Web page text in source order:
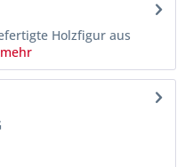
Holzfigur aus
mehr